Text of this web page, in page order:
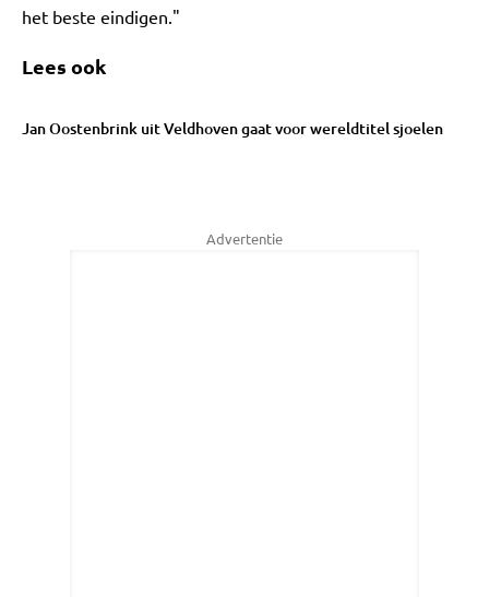
het beste eindigen."
Lees ook
Jan Oostenbrink uit Veldhoven gaat voor wereldtitel sjoelen
Advertentie